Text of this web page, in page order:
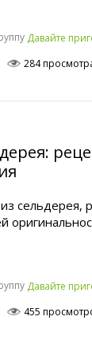
Давайте
284
сельдерея,
Давайте
455